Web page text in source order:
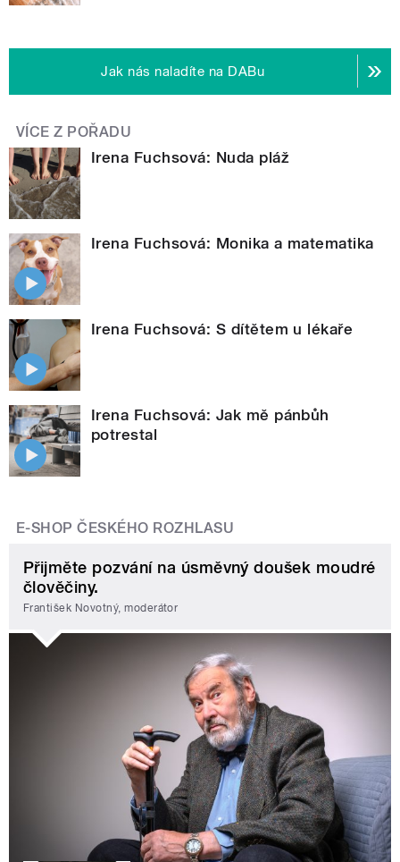
Jak nás naladíte na DABu
VÍCE Z POŘADU
Irena Fuchsová: Nuda pláž
Irena Fuchsová: Monika a matematika
Irena Fuchsová: S dítětem u lékaře
Irena Fuchsová: Jak mě pánbůh
potrestal
E-SHOP ČESKÉHO ROZHLASU
Přijměte pozvání na úsměvný doušek moudré
člověčiny.
František Novotný, moderátor